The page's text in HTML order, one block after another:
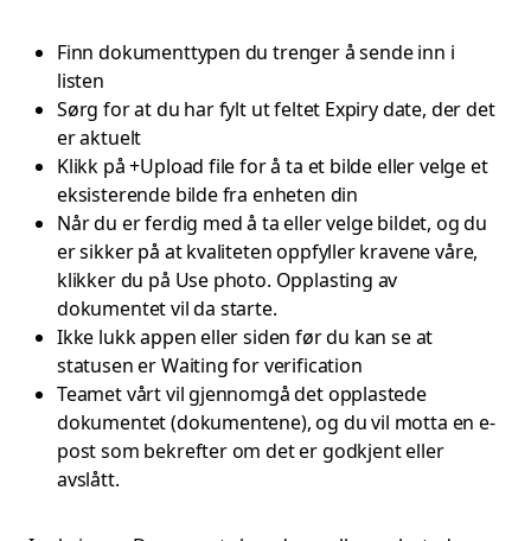
Finn dokumenttypen du trenger å sende inn i
listen
Sørg for at du har fylt ut feltet Expiry date, der det
er aktuelt
Klikk på +Upload file for å ta et bilde eller velge et
eksisterende bilde fra enheten din
Når du er ferdig med å ta eller velge bildet, og du
er sikker på at kvaliteten oppfyller kravene våre,
klikker du på Use photo. Opplasting av
dokumentet vil da starte.
Ikke lukk appen eller siden før du kan se at
statusen er Waiting for verification
Teamet vårt vil gjennomgå det opplastede
dokumentet (dokumentene), og du vil motta en e-
post som bekrefter om det er godkjent eller
avslått.